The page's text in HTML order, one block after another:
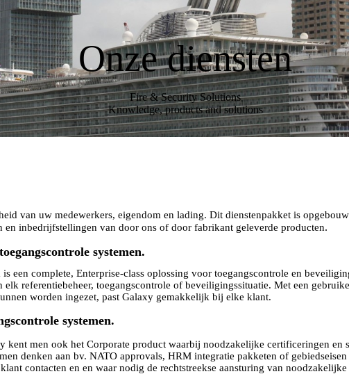
Onze diensten
Fire & Security Solutions
Knowledge, products and solutions
van uw medewerkers, eigendom en lading. Dit dienstenpakket is
inbedrijfstellingen van door ons of door fabrikant geleverde producten.
systemen.
een complete, Enterprise-class oplossing voor toegangscontrole en
referentiebeheer, toegangscontrole of beveiligingssituatie. Met een
worden ingezet, past Galaxy gemakkelijk bij elke klant.
systemen.
kent men ook het Corporate product waarbij noodzakelijke certificeringen en
denken aan bv. NATO approvals, HRM integratie pakketen of
contacten en en waar nodig de rechtstreekse aansturing van